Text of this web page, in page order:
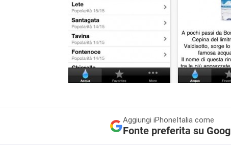
Aggiungi iPhoneItalia come
Fonte preferita su